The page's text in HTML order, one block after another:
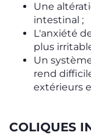
Une
intestinal ;
L'anxiété
plus
Un
rend
extérieurs
COLIQUES